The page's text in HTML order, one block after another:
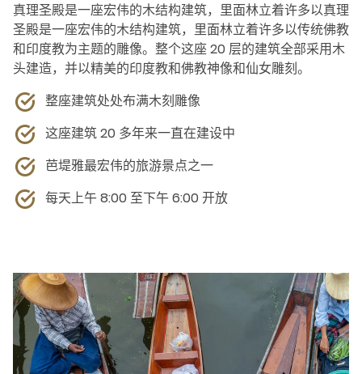
真理圣殿是一座宏伟的木结构建筑，里面林立着许多以真理
圣殿是一座宏伟的木结构建筑，里面林立着许多以传统佛教
和印度教为主题的雕像。整个这座 20 层的建筑全部采用木
头建造，并以精美的印度教和佛教神像和仙女雕刻。
整座建筑处处布满木刻雕像
这座建筑 20 多年来一直在建设中
芭堤雅最宏伟的旅游景点之一
每天上午 8:00 至下午 6:00 开放